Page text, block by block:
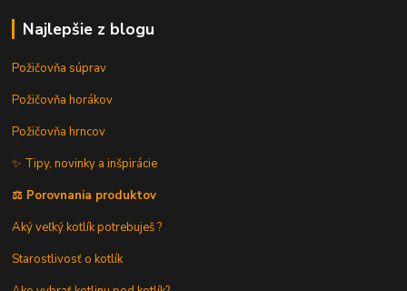
Najlepšie z blogu
Požičovňa súprav
Požičovňa horákov
Požičovňa hrncov
✨ Tipy, novinky a inšpirácie
⚖️ Porovnania produktov
Aký veľký kotlík potrebuješ ?
Starostlivosť o kotlík